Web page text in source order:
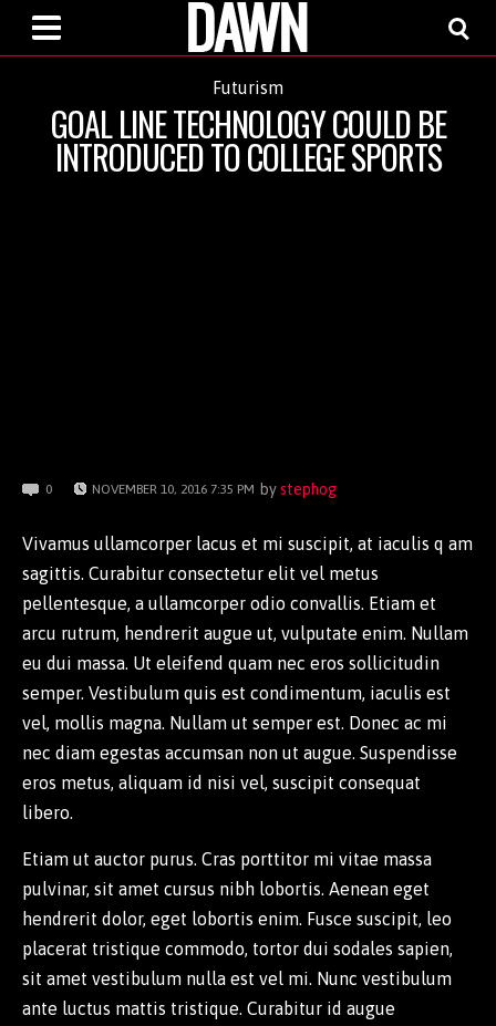
Futurism
GOAL LINE TECHNOLOGY COULD BE
INTRODUCED TO COLLEGE SPORTS
0 NOVEMBER 10, 2016 7:35 PM bystephog
Vivamus ullamcorper lacus et mi suscipit, at iaculis q am
sagittis. Curabitur consectetur elit vel metus
pellentesque, a ullamcorper odio convallis. Etiam et
arcu rutrum, hendrerit augue ut, vulputate enim. Nullam
eu dui massa. Ut eleifend quam nec eros sollicitudin
semper. Vestibulum quis est condimentum, iaculis est
vel, mollis magna. Nullam ut semper est. Donec ac mi
nec diam egestas accumsan non ut augue. Suspendisse
eros metus, aliquam id nisi vel, suscipit consequat
libero.
Etiam ut auctor purus. Cras porttitor mi vitae massa
pulvinar, sit amet cursus nibh lobortis. Aenean eget
hendrerit dolor, eget lobortis enim. Fusce suscipit, leo
placerat tristique commodo, tortor dui sodales sapien,
sit amet vestibulum nulla est vel mi. Nunc vestibulum
ante luctus mattis tristique. Curabitur id augue